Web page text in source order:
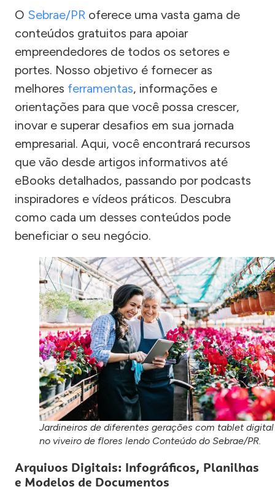
O Sebrae/PR oferece uma vasta gama de
conteúdos gratuitos para apoiar
empreendedores de todos os setores e
portes. Nosso objetivo é fornecer as
melhores ferramentas, informações e
orientações para que você possa crescer,
inovar e superar desafios em sua jornada
empresarial. Aqui, você encontrará recursos
que vão desde artigos informativos até
eBooks detalhados, passando por podcasts
inspiradores e vídeos práticos. Descubra
como cada um desses conteúdos pode
beneficiar o seu negócio.
Jardineiros de diferentes gerações com tablet digital
no viveiro de flores lendo Conteúdo do Sebrae/PR.
Arquivos Digitais: Infográficos, Planilhas
e Modelos de Documentos